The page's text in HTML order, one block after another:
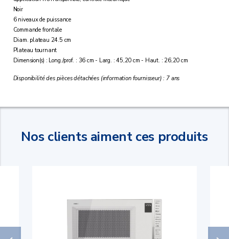
Noir
6 niveaux de puissance
Commande frontale
Diam. plateau 24.5 cm
Plateau tournant
Dimension(s) : Long./prof. : 36 cm - Larg. : 45,20 cm - Haut. : 26,20 cm
Disponibilité des pièces détachées (information fournisseur) : 7 ans
Nos clients aiment ces produits